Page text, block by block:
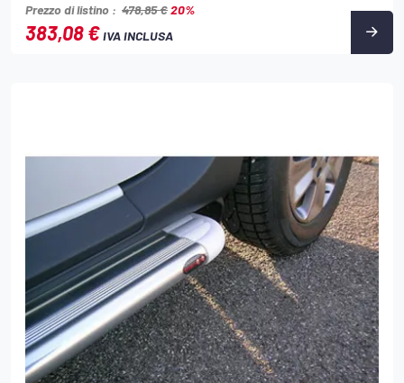
Prezzo di listino : 478,85 €20%
383,08 €IVA INCLUSA